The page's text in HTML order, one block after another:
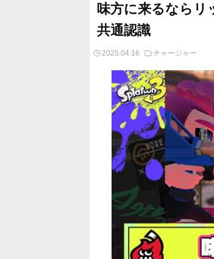
味方に来るならリ
共通認識
2025.04.16 チャージャー